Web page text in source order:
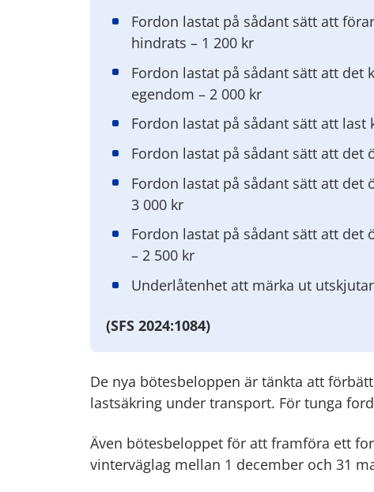
Fordon lastat på sådant sätt att
hindrats – 1 200 kr
Fordon lastat på sådant sätt att det
egendom – 2 000 kr
Fordon lastat på sådant sätt att last
Fordon lastat på sådant sätt att det
Fordon lastat på sådant sätt att det
3 000 kr
Fordon lastat på sådant sätt att
– 2 500 kr
Underlåtenhet att märka ut
(SFS 2024:1084)
De nya bötesbeloppen är tänkta att
lastsäkring under transport. För tunga
Även bötesbeloppet för att framföra ett
vinterväglag mellan 1 december och 31